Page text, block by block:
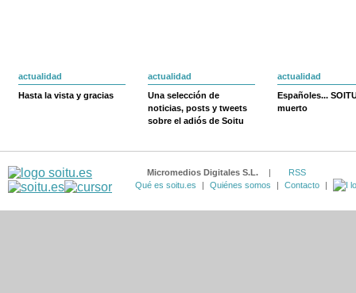
actualidad
Hasta la vista y gracias
actualidad
Una selección de
noticias, posts y tweets
sobre el adiós de Soitu
actualidad
Españoles...
muerto
Micromedios Digitales S.L. |
RSS
Qué es soitu.es
| Quiénes somos | Contacto |